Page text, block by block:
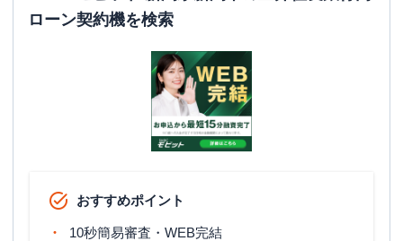
ローン契約機を検索
おすすめポイント
10秒簡易審査・WEB完結